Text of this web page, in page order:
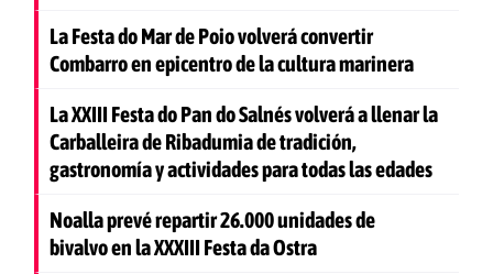
La Festa do Mar de Poio volverá convertir
Combarro en epicentro de la cultura marinera
La XXIII Festa do Pan do Salnés volverá a llenar la
Carballeira de Ribadumia de tradición,
gastronomía y actividades para todas las edades
Noalla prevé repartir 26.000 unidades de
bivalvo en la XXXIII Festa da Ostra